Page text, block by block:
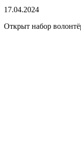
17.04.2024
Открыт набор